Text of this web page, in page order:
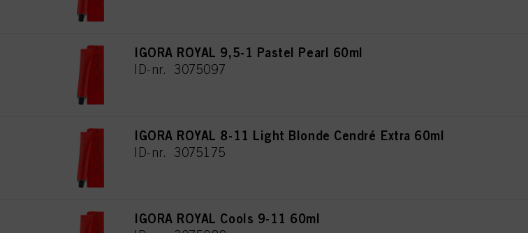
IGORA ROYAL 9,5-1 Pastel Pearl 60ml
ID-nr. 3075097
IGORA ROYAL 8-11 Light Blonde Cendré Extra 60ml
ID-nr. 3075175
IGORA ROYAL Cools 9-11 60ml